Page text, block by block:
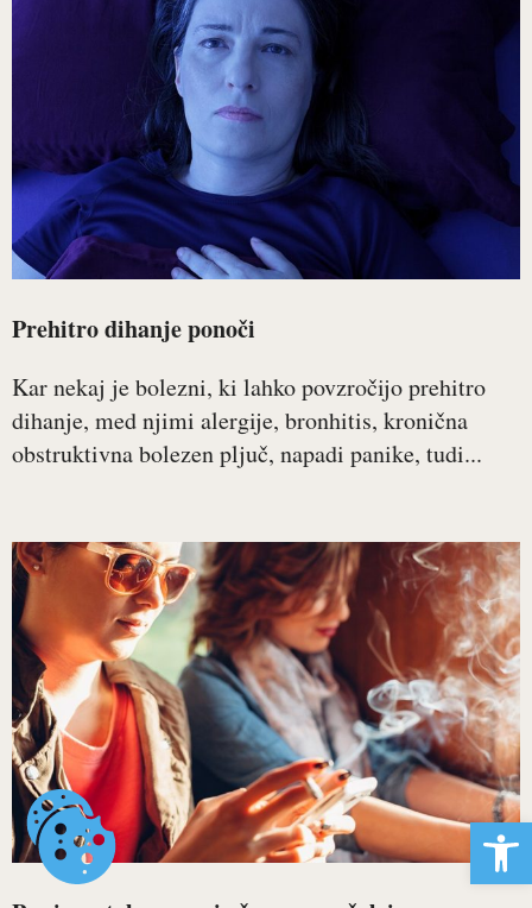
Prehitro dihanje ponoči
Kar nekaj je bolezni, ki lahko povzročijo prehitro
dihanje, med njimi alergije, bronhitis, kronična
obstruktivna bolezen pljuč, napadi panike, tudi...